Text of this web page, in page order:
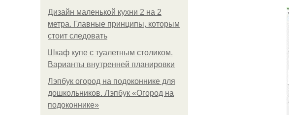
Дизайн маленькой кухни 2 на 2
метра. Главные принципы, которым
стоит следовать
Шкаф купе с туалетным столиком.
Варианты внутренней планировки
Лэпбук огород на подоконнике для
дошкольников. Лэпбук «Огород на
подоконнике»